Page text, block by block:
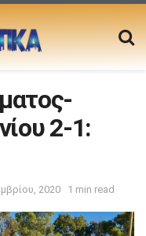
2-1:
2020 1 min read